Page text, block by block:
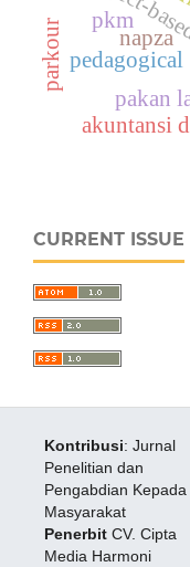
pedagogical
pakan
napza
akuntansi
pkm
parkour
CURRENT ISSUE
Kontribusi: Jurnal
Penelitian dan
Pengabdian Kepada
Masyarakat
PenerbitCV. Cipta
Media Harmoni